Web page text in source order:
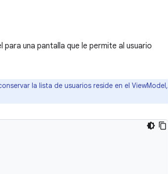
para una pantalla que le permite al usuario
la lista de usuarios reside en el ViewModel,